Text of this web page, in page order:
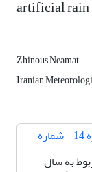
artificial rain
Zhinous Neamat
Iranian
دوره 2، شماره 14 - شماره
به سال